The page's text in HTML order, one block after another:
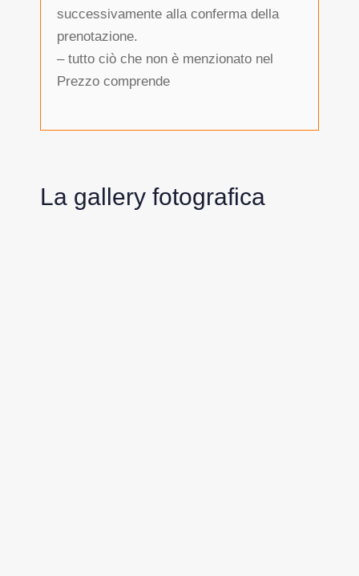
successivamente alla conferma della
prenotazione.
– tutto ciò che non è menzionato nel
Prezzo comprende
La gallery fotografica